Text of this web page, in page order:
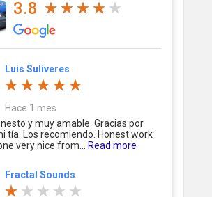
3.8
Luis Suliveres
Hace 1 mes
y muy amable. Gracias por
tía. Los recomiendo. Honest work
very nice from...
Read more
Fractal Sounds